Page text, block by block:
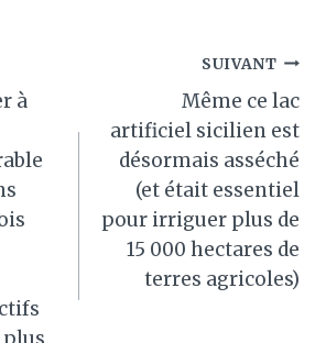
à
SUIVANT
Même ce lac
artificiel sicilien est
désormais asséché
(et était essentiel
pour irriguer plus de
15 000 hectares de
terres agricoles)